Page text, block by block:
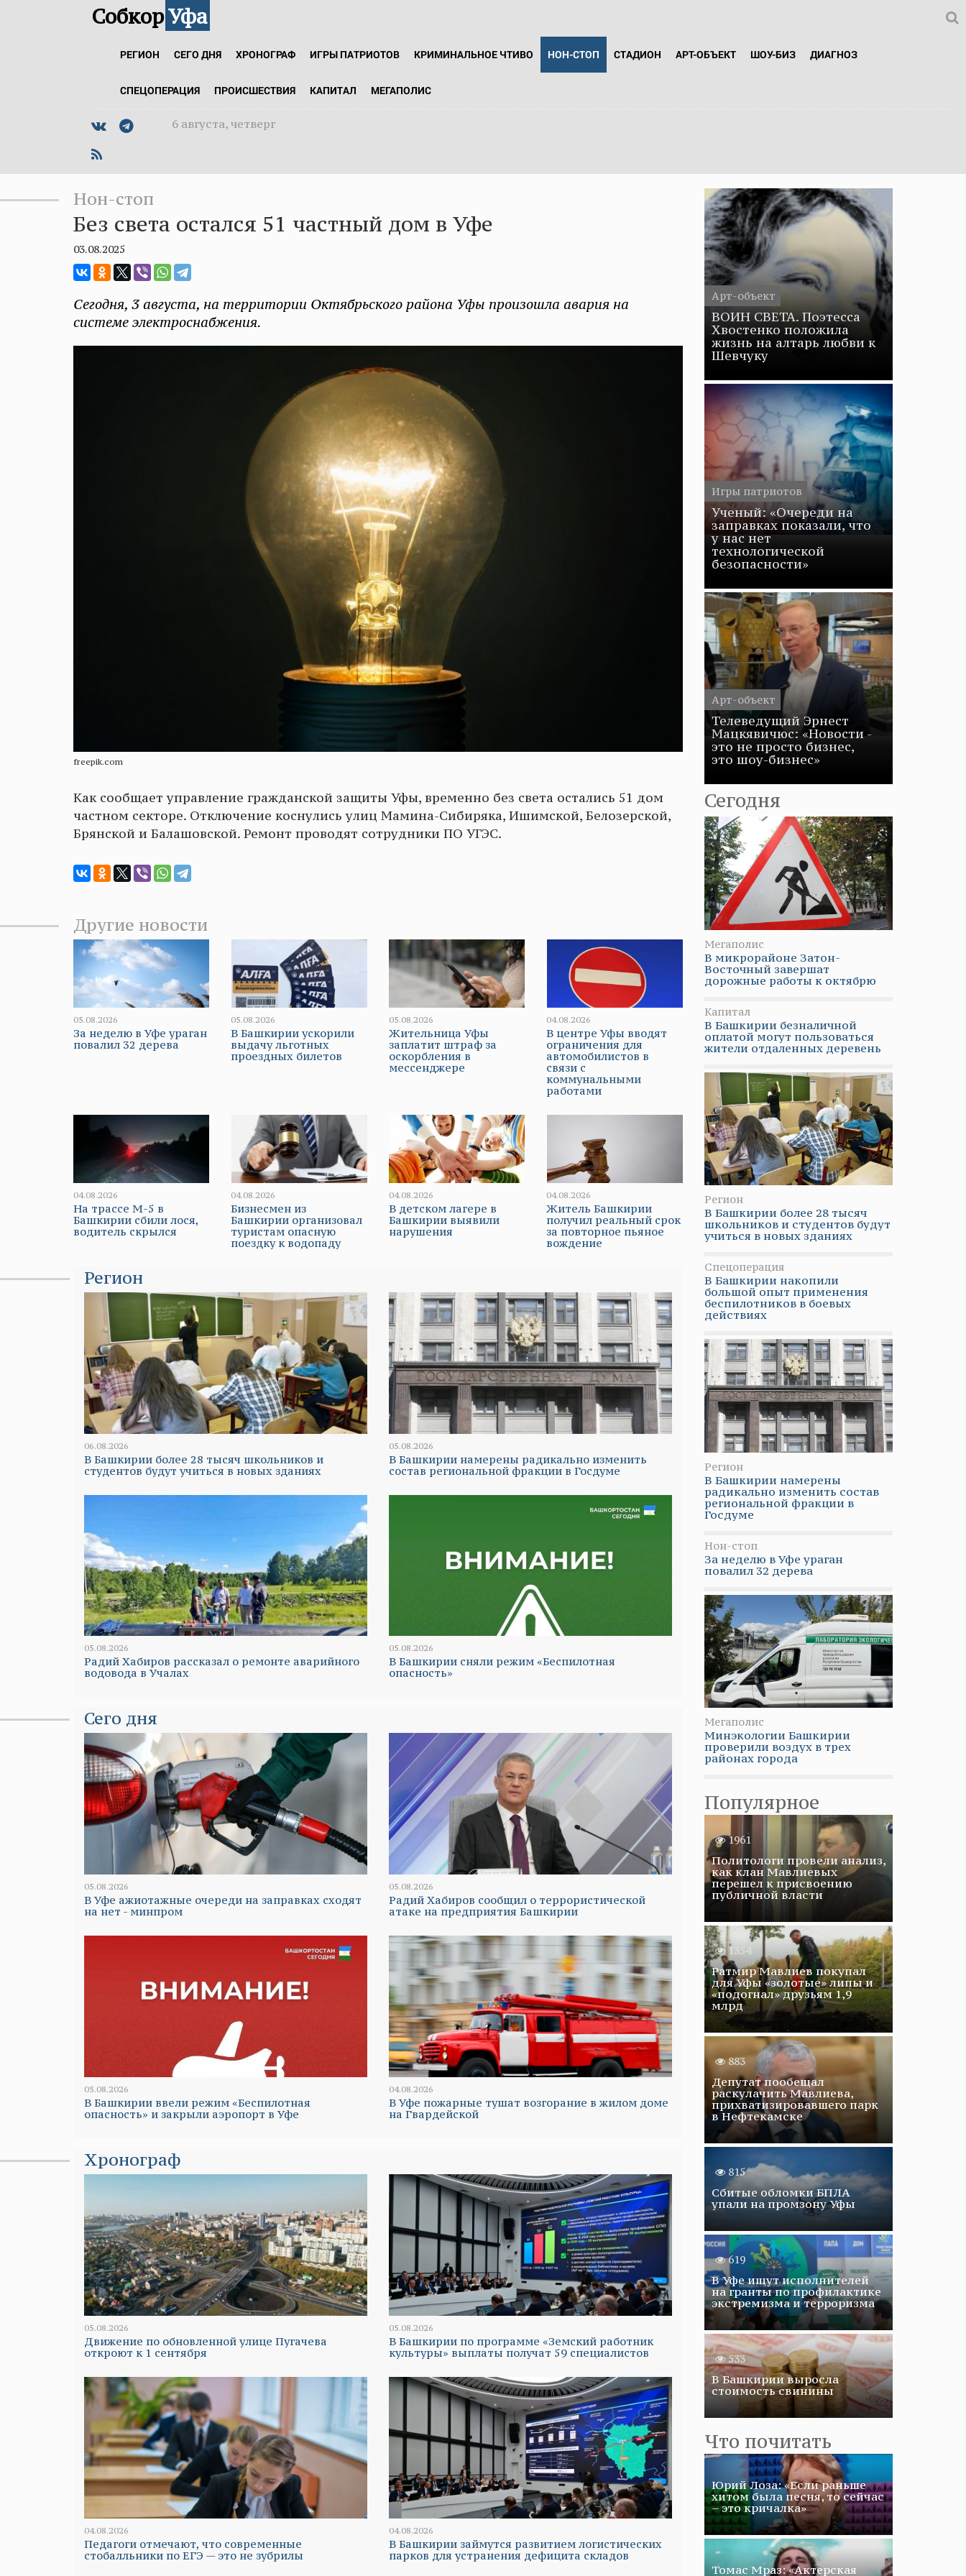
СобкорУфа
РЕГИОН СЕГО ДНЯ ХРОНОГРАФ ИГРЫ ПАТРИОТОВ КРИМИНАЛЬНОЕ ЧТИВО НОН-СТОП СТАДИОН АРТ-ОБЪЕКТ ШОУ-БИЗ ДИАГНОЗ
СПЕЦОПЕРАЦИЯ ПРОИСШЕСТВИЯ КАПИТАЛ МЕГАПОЛИС
6 августа, четверг
Нон-стоп
Без света остался 51 частный дом в Уфе
03.08.2025
Сегодня, 3 августа, на территории Октябрьского района Уфы произошла авария на
системе электроснабжения.
freepik.com
Как сообщает управление гражданской защиты Уфы, временно без света остались 51 дом
частном секторе. Отключение коснулись улиц Мамина-Сибиряка, Ишимской, Белозерской,
Брянской и Балашовской. Ремонт проводят сотрудники ПО УГЭС.
Другие новости
05.08.2026
За неделю в Уфе ураган
повалил 32 дерева
05.08.2026
В Башкирии ускорили
выдачу льготных
проездных билетов
05.08.2026
Жительница Уфы
заплатит штраф за
оскорбления в
мессенджере
04.08.2026
В центре Уфы вводят
ограничения для
автомобилистов в
связи с
коммунальными
работами
04.08.2026
На трассе М-5 в
Башкирии сбили лося,
водитель скрылся
04.08.2026
Бизнесмен из
Башкирии организовал
туристам опасную
поездку к водопаду
04.08.2026
В детском лагере в
Башкирии выявили
нарушения
04.08.2026
Житель Башкирии
получил реальный срок
за повторное пьяное
вождение
Регион
06.08.2026
В Башкирии более 28 тысяч школьников и
студентов будут учиться в новых зданиях
05.08.2026
В Башкирии намерены радикально изменить
состав региональной фракции в Госдуме
05.08.2026
Радий Хабиров рассказал о ремонте аварийного
водовода в Учалах
05.08.2026
В Башкирии сняли режим «Беспилотная
опасность»
Сего дня
05.08.2026
В Уфе ажиотажные очереди на заправках сходят
на нет - минпром
05.08.2026
Радий Хабиров сообщил о террористической
атаке на предприятия Башкирии
05.08.2026
В Башкирии ввели режим «Беспилотная
опасность» и закрыли аэропорт в Уфе
04.08.2026
В Уфе пожарные тушат возгорание в жилом доме
на Гвардейской
Хронограф
05.08.2026
Движение по обновленной улице Пугачева
откроют к 1 сентября
05.08.2026
В Башкирии по программе «Земский работник
культуры» выплаты получат 59 специалистов
04.08.2026
Педагоги отмечают, что современные
стобалльники по ЕГЭ — это не зубрилы
04.08.2026
В Башкирии займутся развитием логистических
парков для устранения дефицита складов
Арт-объект
ВОИН СВЕТА. Поэтесса
Хвостенко положила
жизнь на алтарь любви к
Шевчуку
Игры патриотов
Ученый: «Очереди на
заправках показали, что
у нас нет
технологической
безопасности»
Арт-объект
Телеведущий Эрнест
Мацкявичюс: «Новости -
это не просто бизнес,
это шоу-бизнес»
Сегодня
Мегаполис
В микрорайоне Затон-
Восточный завершат
дорожные работы к октябрю
Капитал
В Башкирии безналичной
оплатой могут пользоваться
жители отдаленных деревень
Регион
В Башкирии более 28 тысяч
школьников и студентов будут
учиться в новых зданиях
Спецоперация
В Башкирии накопили
большой опыт применения
беспилотников в боевых
действиях
Регион
В Башкирии намерены
радикально изменить состав
региональной фракции в
Госдуме
Нон-стоп
За неделю в Уфе ураган
повалил 32 дерева
Мегаполис
Минэкологии Башкирии
проверили воздух в трех
районах города
Популярное
1961
Политологи провели анализ,
как клан Мавлиевых
перешел к присвоению
публичной власти
1354
Ратмир Мавлиев покупал
для Уфы «золотые» липы и
«подогнал» друзьям 1,9
млрд
883
Депутат пообещал
раскулачить Мавлиева,
прихватизировавшего парк
в Нефтекамске
815
Сбитые обломки БПЛА
упали на промзону Уфы
619
В Уфе ищут исполнителей
на гранты по профилактике
экстремизма и терроризма
533
В Башкирии выросла
стоимость свинины
Что почитать
Юрий Лоза: «Если раньше
хитом была песня, то сейчас
– это кричалка»
Томас Мраз: «Актерская